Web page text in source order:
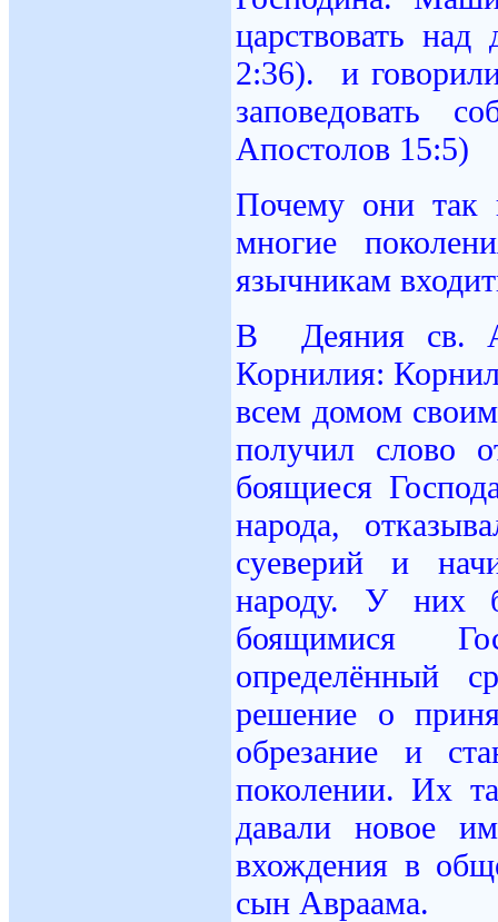
царствовать
2:36). и
заповедовать
Апостолов 15:5)
Почему они так
многие
язычникам
В Деяния св.
Корнилия:
всем домом
получил слово
боящиеся
народа,
суеверий и
народу. У них
боящимися
определённый
решение о
обрезание и
поколении. Их
давали новое
вхождения в
сын Авраама.